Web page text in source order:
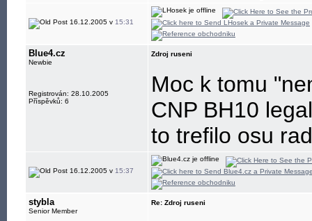
16.12.2005 v 15:31
Blue4.cz
Newbie
Registrován: 28.10.2005
Příspěvků: 6
Zdroj ruseni
Moc k tomu
CNP BH10
to trefilo osu
16.12.2005 v 15:37
stybla
Senior Member
Re: Zdroj ruseni